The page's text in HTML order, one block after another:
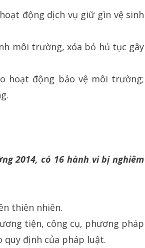
động dịch vụ giữ gìn vệ sinh
môi trường, xóa bỏ hủ tục gây
hoạt động bảo vệ môi trường;
2014, có 16 hành vi bị nghiêm
thiên nhiên.
tiện, công cụ, phương pháp
quy định của pháp luật.